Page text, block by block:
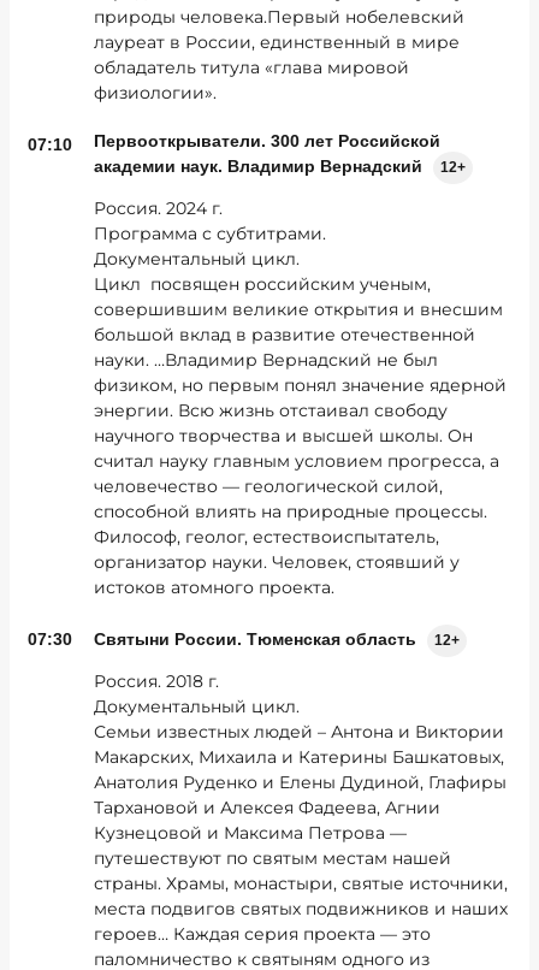
природы человека.Первый нобелевский
лауреат в России, единственный в мире
обладатель титула «глава мировой
физиологии».
07:10
Первооткрыватели. 300 лет Российской
академии наук. Владимир Вернадский
12+
Россия. 2024 г.
Программа с субтитрами.
Документальный цикл.
Цикл посвящен российским ученым,
совершившим великие открытия и внесшим
большой вклад в развитие отечественной
науки. …Владимир Вернадский не был
физиком, но первым понял значение ядерной
энергии. Всю жизнь отстаивал свободу
научного творчества и высшей школы. Он
считал науку главным условием прогресса, а
человечество — геологической силой,
способной влиять на природные процессы.
Философ, геолог, естествоиспытатель,
организатор науки. Человек, стоявший у
истоков атомного проекта.
07:30 Святыни России. Тюменская область 12+
Россия. 2018 г.
Документальный цикл.
Семьи известных людей – Антона и Виктории
Макарских, Михаила и Катерины Башкатовых,
Анатолия Руденко и Елены Дудиной, Глафиры
Тархановой и Алексея Фадеева, Агнии
Кузнецовой и Максима Петрова —
путешествуют по святым местам нашей
страны. Храмы, монастыри, святые источники,
места подвигов святых подвижников и наших
героев… Каждая серия проекта — это
паломничество к святыням одного из